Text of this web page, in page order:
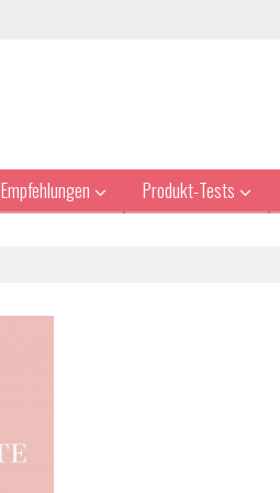
Empfehlungen Produkt-Tests